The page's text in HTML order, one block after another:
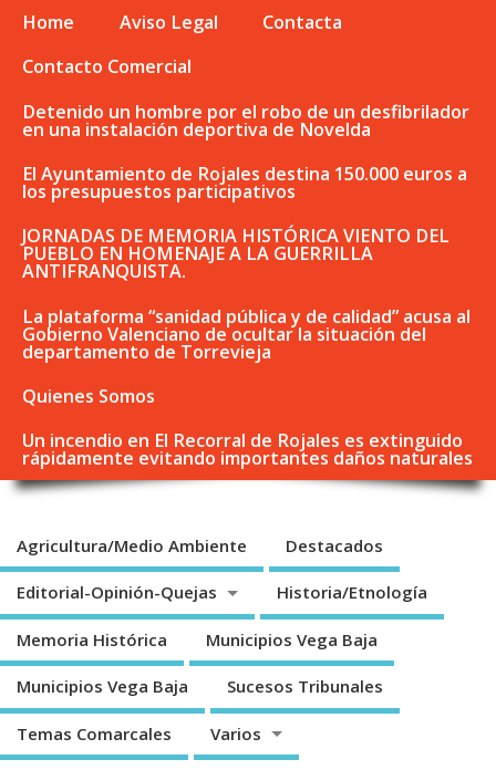
Home Aviso Legal
Contacta
Contacto Comercial
Detenido un hombre por el robo de un desfibrilador
en una instalación deportiva de Novelda
El Ayuntamiento de Rojales destina 150.000 euros a
los presupuestos participativos
JORNADAS DE MEMORIA HISTÓRICA VIENTO DEL
PUEBLO EN HOMENAJE A LA GUERRILLA
ANTIFRANQUISTA.
La plataforma “sanidad pública y de calidad” acusa al
Gobierno Valenciano de ocultar la situación del
departamento de Torrevieja
Quienes Somos
Un incendio en El Recorral de Rojales es extinguido
rápidamente evitando importantes daños naturales
Agricultura/Medio Ambiente Destacados
Editorial-Opinión-Quejas Historia/Etnología
Memoria Histórica Municipios Vega Baja
Municipios Vega Baja Sucesos Tribunales
Temas Comarcales Varios